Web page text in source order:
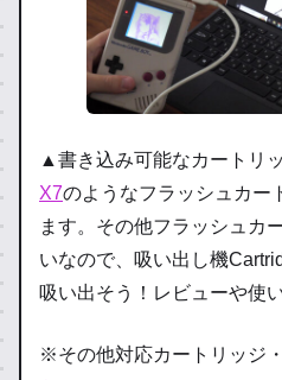
▲書き込み可能なカートリッ
X7のようなフラッシュカー
ます。その他フラッシュカ
いなので、吸い出し機
吸い出そう！レビューや使
※その他対応カートリッジ